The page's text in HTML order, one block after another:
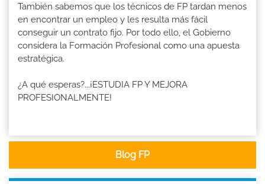
También sabemos que los técnicos de FP tardan menos
en encontrar un empleo y les resulta más fácil
conseguir un contrato fijo. Por todo ello, el Gobierno
considera la Formación Profesional como una apuesta
estratégica.
¿A qué esperas?...¡ESTUDIA FP Y MEJORA
PROFESIONALMENTE!
Blog FP